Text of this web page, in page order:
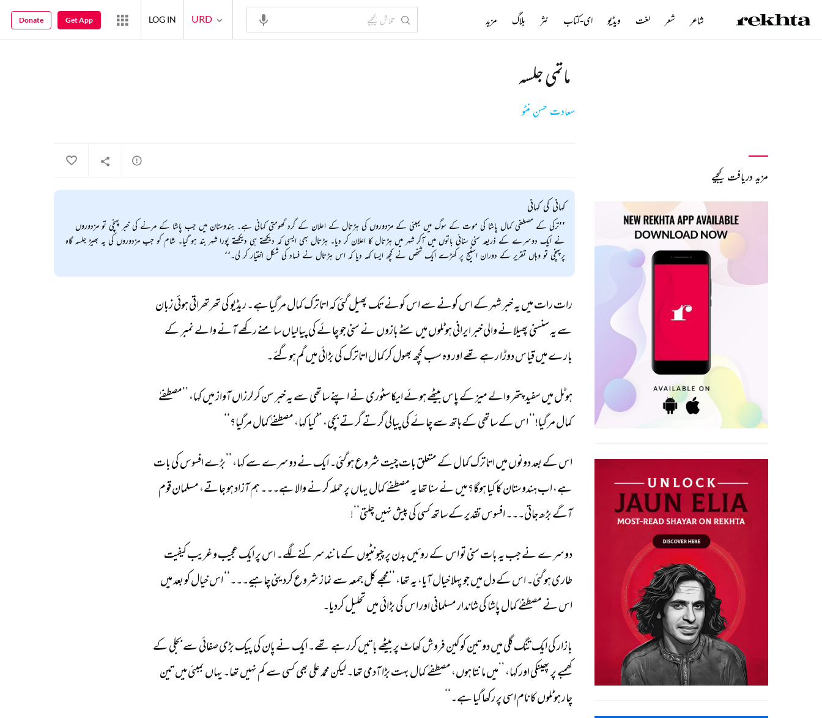
ماتمی جلسہ
سعادت حسن منٹو
کہانی کی کہانی
’’ترکی کے مصطفی کمال پاشا کی موت کے سوگ میں بمبئی کے مزدوروں کی ہڑتال کے اعلان کے گرد گھومتی کہانی ہے۔ ہندوستان میں جب پاشا کے مرنے کی خبر پہنچی تو مزدوروں
نے ایک دوسرے کے ذریعہ سنی سنائی باتوں میں آکر شہر میں ہڑتال کا اعلان کر دیا۔ ہڑتال بھی ایسی کہ دیکھتے ہی دیکھتے پورا شہر بند ہو گیا۔ شام کو جب مزدوروں کی یہ بھیڑ جلسہ گاہ
پرپہنچی تو وہاں تقریر کے دوران اسٹیج پر کھڑے ایک شخص نے کچھ ایسا کہہ دیا کہ اس ہڑتال نے فساد کی شکل اختیار کر لی۔‘‘
رات رات میں یہ خبر شہر کے اس کونے سے اس کونے تک پھیل گئی کہ اتاترک کمال مر گیا ہے۔ ریڈیو کی تھرتھراتی ہوئی زبان
سے یہ سنسنی پھیلانے والی خبر ایرانی ہوٹلوں میں سٹے بازوں نے سنی جو چائے کی پیالیاں سامنے رکھے آنے والے نمبر کے
بارے میں قیاس دوڑا رہے تھے اور وہ سب کچھ بھول کر کمال اتاترک کی بڑائی میں گم ہوگئے۔
ہوٹل میں سفید پتھر والے میز کے پاس بیٹھے ہوئے ایکا سٹوری نے اپنے ساتھی سے یہ خبر سن کر لرزاں آواز میں کہا، ’’مصطفےٰ
کمال مر گیا!‘‘ اس کے ساتھی کے ہاتھ سے چائے کی پیالی گرتے گرتے بچی، ’’کیا کہا، مصطفےٰ کمال مرگیا؟‘‘
اس کے بعد دونوں میں اتاترک کمال کے متعلق بات چیت شروع ہوگئی۔ ایک نے دوسرے سے کہا، ’’بڑے افسوس کی بات
ہے، اب ہندوستان کا کیا ہوگا؟ میں نے سنا تھا یہ مصطفےٰ کمال یہاں پر حملہ کرنے والا ہے۔۔۔ ہم آزاد ہو جاتے، مسلمان قوم
آگے بڑھ جاتی۔۔۔ افسوس تقدیر کے ساتھ کسی کی پیش نہیں چلتی‘‘!
دوسرے نے جب یہ بات سنی تو اس کے روئیں بدن پر چیونٹیوں کے مانند سرکنے لگے۔ اس پر ایک عجیب و غریب کیفیت
طاری ہوگئی۔ اس کے دل میں جو پہلا خیال آیا، یہ تھا، ’’مجھے کل جمعہ سے نماز شروع کردینی چاہیے۔۔۔‘‘ اس خیال کو بعد میں
اس نے مصطفےٰ کمال پاشا کی شاندار مسلمانی اور اس کی بڑائی میں تحلیل کردیا۔
بازار کی ایک تنگ گلی میں دو تین کوکین فروش کھاٹ پر بیٹھے باتیں کررہے تھے۔ ایک نے پان کی پیک بڑی صفائی سے بجلی کے
کھمبے پر پھینکی اور کہا، ’’میں مانتا ہوں، مصطفےٰ کمال بہت بڑا آدمی تھا۔ لیکن محمد علی بھی کسی سے کم نہیں تھا۔ یہاں بمبئی میں تین
چار ہوٹلوں کا نام اسی پر رکھا گیا ہے۔‘‘
مزید دریافت کیجیے
شاعر شعر لغت ویڈیو ای-کتاب نثر بلاگ مزید URD
LOG IN
Get App
Donate